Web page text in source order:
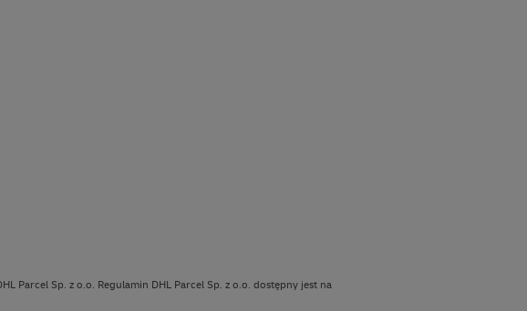
Parcel Sp. z o.o. Regulamin DHL Parcel Sp. z o.o. dostępny jest na